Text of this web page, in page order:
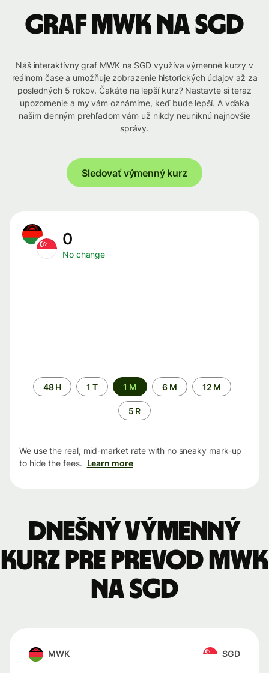
graf MWK na SGD
Náš interaktívny graf MWK na SGD využíva výmenné kurzy v
reálnom čase a umožňuje zobrazenie historických údajov až za
posledných 5 rokov. Čakáte na lepší kurz? Nastavte si teraz
upozornenie a my vám oznámime, keď bude lepší. A vďaka
našim denným prehľadom vám už nikdy neuniknú najnovšie
správy.
Sledovať výmenný kurz
0
No change
Time
period
48 H 1 T 1 M 6 M 12 M
5 R
We use the real, mid-market rate with no sneaky mark-up
to hide the fees. Learn more
Dnešný výmenný
kurz pre prevod MWK
na SGD
MWK SGD